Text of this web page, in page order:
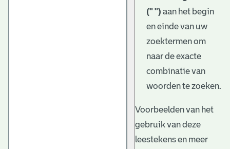
(" ") aan het begin
en einde van uw
zoektermen om
naar de exacte
combinatie van
woorden te zoeken.
Voorbeelden van het
gebruik van deze
leestekens en meer